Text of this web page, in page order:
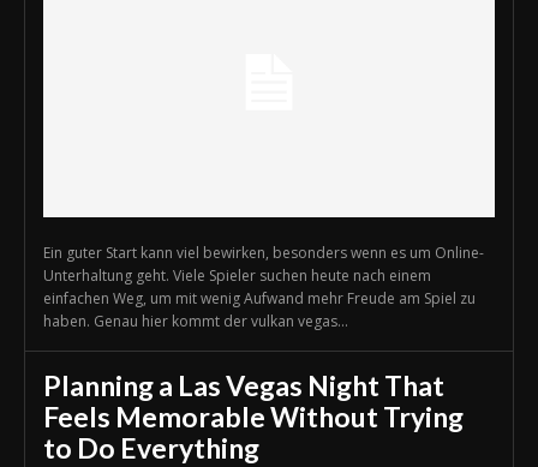
Ein guter Start kann viel bewirken, besonders wenn es um Online-
Unterhaltung geht. Viele Spieler suchen heute nach einem
einfachen Weg, um mit wenig Aufwand mehr Freude am Spiel zu
haben. Genau hier kommt der vulkan vegas...
Planning a Las Vegas Night That
Feels Memorable Without Trying
to Do Everything